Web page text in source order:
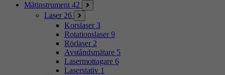
Mätinstrument 42
Laser 26
Korslaser 3
Rotationslaser 9
Rörlaser 2
Avståndsmätare 5
Lasermottagare 6
Laserstativ 1